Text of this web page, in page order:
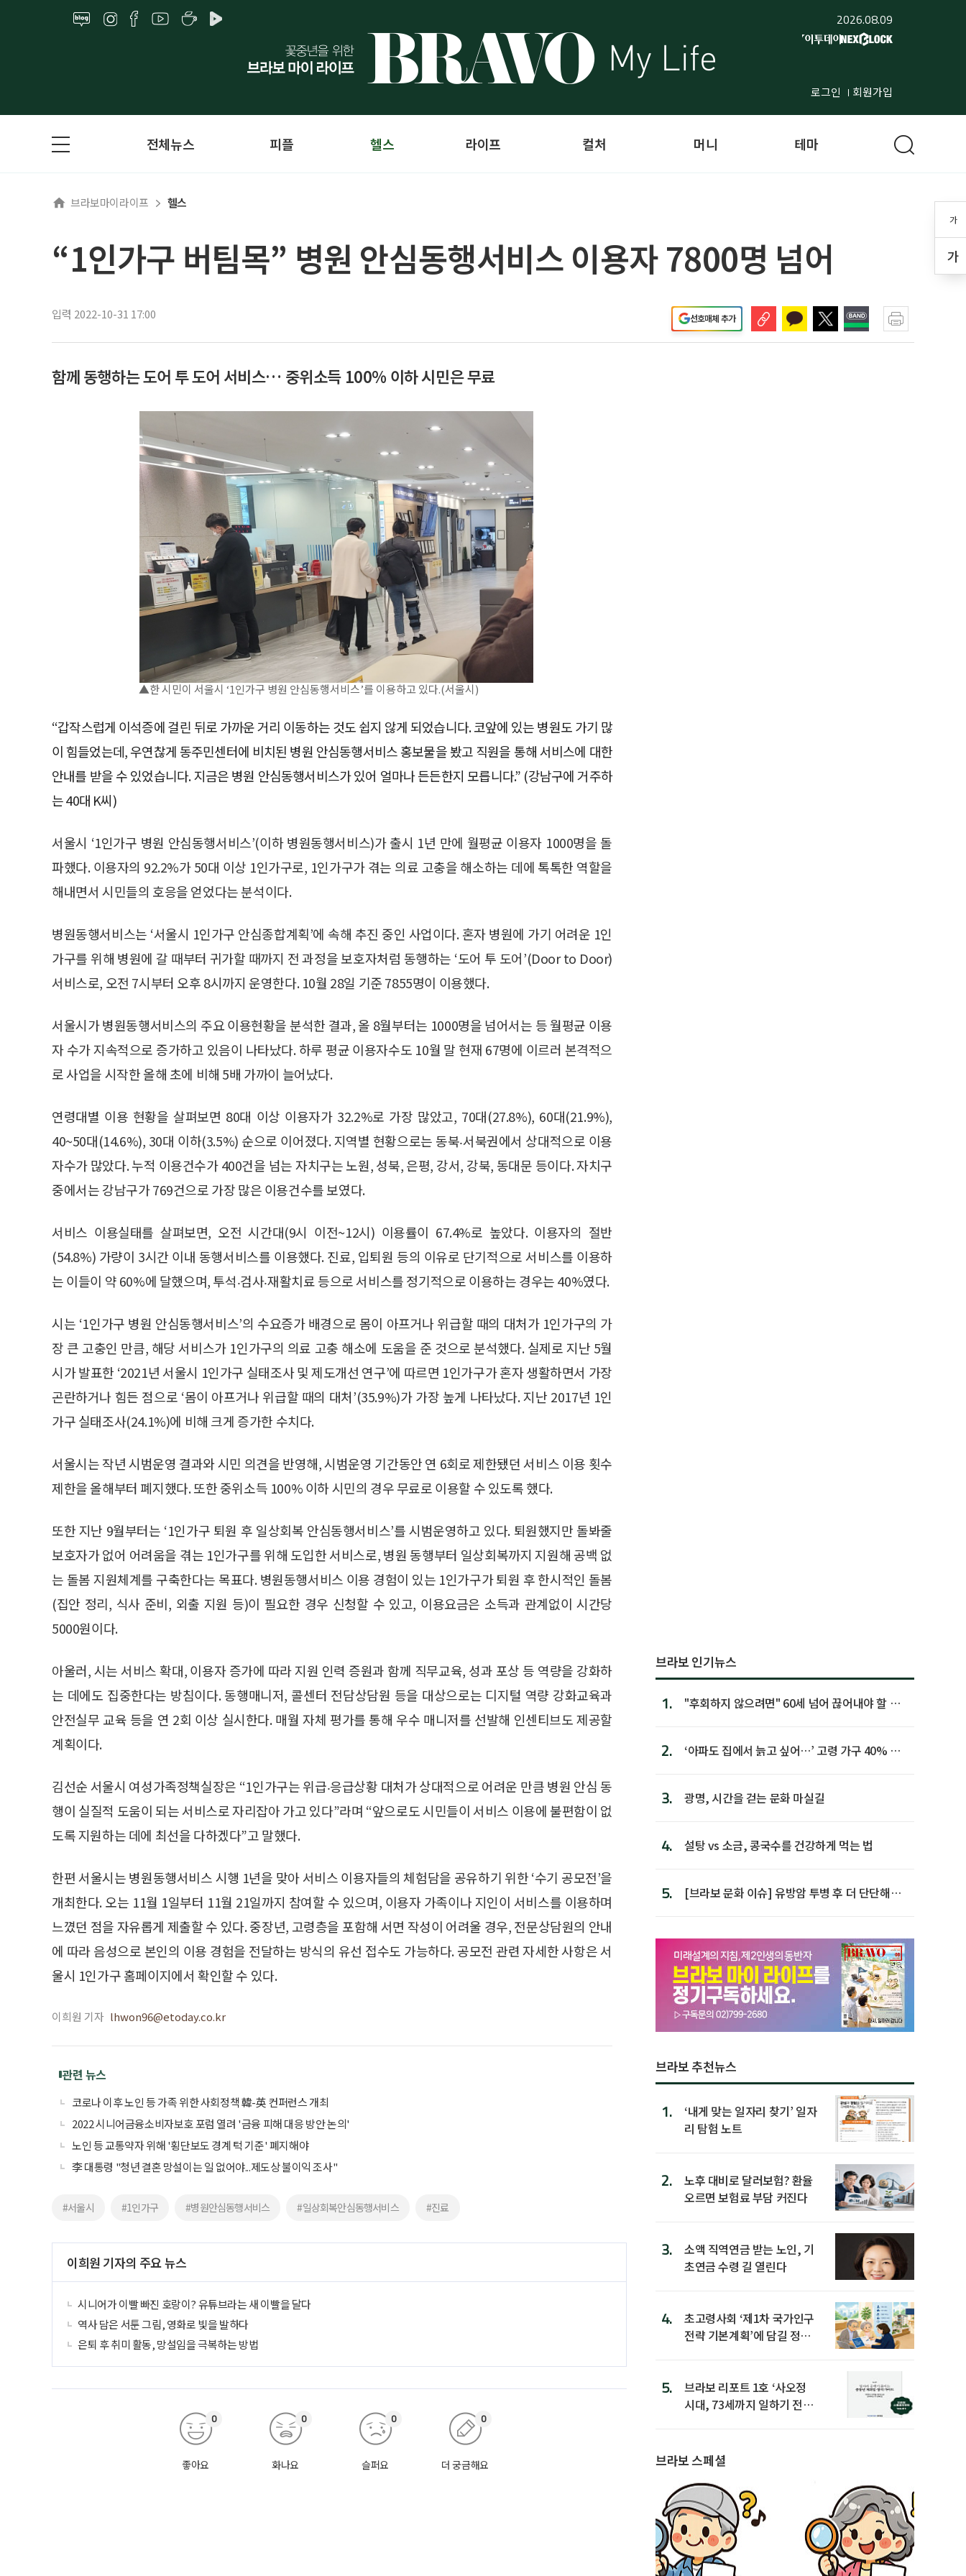
2026.08.09
로그인 회원가입
가
가
전체뉴스 피플 헬스 라이프 컬처 머니 테마
브라보마이라이프 헬스
“1인가구 버팀목” 병원 안심동행서비스 이용자 7800명 넘어
입력 2022-10-31 17:00 선호매체 추가
함께 동행하는 도어 투 도어 서비스… 중위소득 100% 이하 시민은 무료
▲한 시민이 서울시 ‘1인가구 병원 안심동행서비스’를 이용하고 있다.(서울시)
“갑작스럽게 이석증에 걸린 뒤로 가까운 거리 이동하는 것도 쉽지 않게 되었습니다. 코앞에 있는 병원도 가기 많
이 힘들었는데, 우연찮게 동주민센터에 비치된 병원 안심동행서비스 홍보물을 봤고 직원을 통해 서비스에 대한
안내를 받을 수 있었습니다. 지금은 병원 안심동행서비스가 있어 얼마나 든든한지 모릅니다.” (강남구에 거주하
는 40대 K씨)
서울시 ‘1인가구 병원 안심동행서비스’(이하 병원동행서비스)가 출시 1년 만에 월평균 이용자 1000명을 돌
파했다. 이용자의 92.2%가 50대 이상 1인가구로, 1인가구가 겪는 의료 고충을 해소하는 데에 톡톡한 역할을
해내면서 시민들의 호응을 얻었다는 분석이다.
병원동행서비스는 ‘서울시 1인가구 안심종합계획’에 속해 추진 중인 사업이다. 혼자 병원에 가기 어려운 1인
가구를 위해 병원에 갈 때부터 귀가할 때까지 전 과정을 보호자처럼 동행하는 ‘도어 투 도어’(Door to Door)
서비스로, 오전 7시부터 오후 8시까지 운영한다. 10월 28일 기준 7855명이 이용했다.
서울시가 병원동행서비스의 주요 이용현황을 분석한 결과, 올 8월부터는 1000명을 넘어서는 등 월평균 이용
자 수가 지속적으로 증가하고 있음이 나타났다. 하루 평균 이용자수도 10월 말 현재 67명에 이르러 본격적으
로 사업을 시작한 올해 초에 비해 5배 가까이 늘어났다.
연령대별 이용 현황을 살펴보면 80대 이상 이용자가 32.2%로 가장 많았고, 70대(27.8%), 60대(21.9%),
40~50대(14.6%), 30대 이하(3.5%) 순으로 이어졌다. 지역별 현황으로는 동북‧서북권에서 상대적으로 이용
자수가 많았다. 누적 이용건수가 400건을 넘는 자치구는 노원, 성북, 은평, 강서, 강북, 동대문 등이다. 자치구
중에서는 강남구가 769건으로 가장 많은 이용건수를 보였다.
서비스 이용실태를 살펴보면, 오전 시간대(9시 이전~12시) 이용률이 67.4%로 높았다. 이용자의 절반
(54.8%) 가량이 3시간 이내 동행서비스를 이용했다. 진료, 입퇴원 등의 이유로 단기적으로 서비스를 이용하
는 이들이 약 60%에 달했으며, 투석‧검사‧재활치료 등으로 서비스를 정기적으로 이용하는 경우는 40%였다.
시는 ‘1인가구 병원 안심동행서비스’의 수요증가 배경으로 몸이 아프거나 위급할 때의 대처가 1인가구의 가
장 큰 고충인 만큼, 해당 서비스가 1인가구의 의료 고충 해소에 도움을 준 것으로 분석했다. 실제로 지난 5월
시가 발표한 ‘2021년 서울시 1인가구 실태조사 및 제도개선 연구’에 따르면 1인가구가 혼자 생활하면서 가장
곤란하거나 힘든 점으로 ‘몸이 아프거나 위급할 때의 대처’(35.9%)가 가장 높게 나타났다. 지난 2017년 1인
가구 실태조사(24.1%)에 비해 크게 증가한 수치다.
서울시는 작년 시범운영 결과와 시민 의견을 반영해, 시범운영 기간동안 연 6회로 제한됐던 서비스 이용 횟수
제한을 올해부터 폐지했다. 또한 중위소득 100% 이하 시민의 경우 무료로 이용할 수 있도록 했다.
또한 지난 9월부터는 ‘1인가구 퇴원 후 일상회복 안심동행서비스’를 시범운영하고 있다. 퇴원했지만 돌봐줄
보호자가 없어 어려움을 겪는 1인가구를 위해 도입한 서비스로, 병원 동행부터 일상회복까지 지원해 공백 없
는 돌봄 지원체계를 구축한다는 목표다. 병원동행서비스 이용 경험이 있는 1인가구가 퇴원 후 한시적인 돌봄
(집안 정리, 식사 준비, 외출 지원 등)이 필요한 경우 신청할 수 있고, 이용요금은 소득과 관계없이 시간당
5000원이다.
아울러, 시는 서비스 확대, 이용자 증가에 따라 지원 인력 증원과 함께 직무교육, 성과 포상 등 역량을 강화하
는 데에도 집중한다는 방침이다. 동행매니저, 콜센터 전담상담원 등을 대상으로는 디지털 역량 강화교육과
안전실무 교육 등을 연 2회 이상 실시한다. 매월 자체 평가를 통해 우수 매니저를 선발해 인센티브도 제공할
계획이다.
김선순 서울시 여성가족정책실장은 “1인가구는 위급‧응급상황 대처가 상대적으로 어려운 만큼 병원 안심 동
행이 실질적 도움이 되는 서비스로 자리잡아 가고 있다”라며 “앞으로도 시민들이 서비스 이용에 불편함이 없
도록 지원하는 데에 최선을 다하겠다”고 말했다.
한편 서울시는 병원동행서비스 시행 1년을 맞아 서비스 이용자들의 체험담을 공유하기 위한 ‘수기 공모전’을
개최한다. 오는 11월 1일부터 11월 21일까지 참여할 수 있으며, 이용자 가족이나 지인이 서비스를 이용하며
느꼈던 점을 자유롭게 제출할 수 있다. 중장년, 고령층을 포함해 서면 작성이 어려울 경우, 전문상담원의 안내
에 따라 음성으로 본인의 이용 경험을 전달하는 방식의 유선 접수도 가능하다. 공모전 관련 자세한 사항은 서
울시 1인가구 홈페이지에서 확인할 수 있다.
이희원 기자 lhwon96@etoday.co.kr
관련 뉴스
코로나 이후 노인 등 가족 위한 사회정책 韓-英 컨퍼런스 개최
2022 시니어금융소비자보호 포럼 열려 '금융 피해 대응 방안 논의'
노인 등 교통약자 위해 '횡단보도 경계 턱 기준' 폐지해야
李 대통령 "청년 결혼 망설이는 일 없어야...제도상 불이익 조사"
#서울시 #1인가구 #병원안심동행서비스 #일상회복안심동행서비스 #진료
이희원 기자의 주요 뉴스
시니어가 이빨 빠진 호랑이? 유튜브라는 새 이빨을 달다
역사 담은 서툰 그림, 영화로 빛을 발하다
은퇴 후 취미 활동, 망설임을 극복하는 방법
좋아요
0
화나요
0
슬퍼요
0
더 궁금해요
0
브라보 인기뉴스
1.
"후회하지 않으려면" 60세 넘어 끊어내야 할 사
2.
‘아파도 집에서 늙고 싶어…’ 고령 가구 40% 노
3. 광명, 시간을 걷는 문화 마실길
4. 설탕 vs 소금, 콩국수를 건강하게 먹는 법
5.
[브라보 문화 이슈] 유방암 투병 후 더 단단해진
브라보 추천뉴스
1.
‘내게 맞는 일자리 찾기’ 일자
리 탐험 노트
2.
노후 대비로 달러보험? 환율
오르면 보험료 부담 커진다
3.
소액 직역연금 받는 노인, 기
초연금 수령 길 열린다
4.
초고령사회 ‘제1차 국가인구
전략 기본계획’에 담길 정책
5.
브라보 리포트 1호 ‘사오정
시대, 73세까지 일하기 전략’
브라보 스페셜